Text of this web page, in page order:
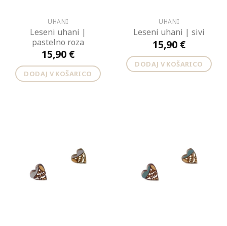
UHANI
Leseni uhani |
pastelno roza
15,90 €
DODAJ V KOŠARICO
UHANI
Leseni uhani | sivi
15,90 €
DODAJ V KOŠARICO